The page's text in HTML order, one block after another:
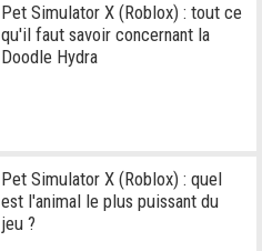
Pet Simulator X (Roblox) : tout ce
qu'il faut savoir concernant la
Doodle Hydra
Pet Simulator X (Roblox) : quel
est l'animal le plus puissant du
jeu ?